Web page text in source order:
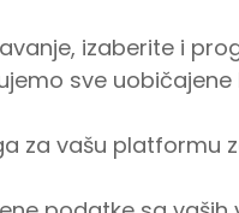
izaberite i
sve
za vašu platformu